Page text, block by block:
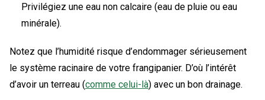
Privilégiez une eau non calcaire (eau de pluie ou eau
minérale).
Notez que l’humidité risque d’endommager sérieusement
le système racinaire de votre frangipanier. D’où l’intérêt
d’avoir un terreau (comme celui-là) avec un bon drainage.